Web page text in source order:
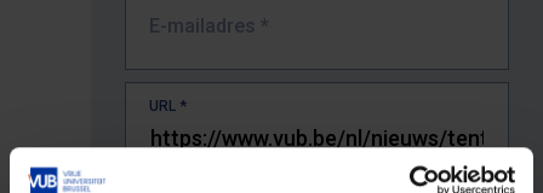
E-mailadres *
URL *
De volledige URL van de pagina waar je de fout zag.